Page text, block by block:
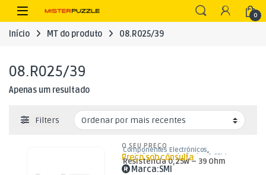
Skip to navigation
Skip to content
Open 0
Início MT do produto 08.R025/39
08.R025/39
Apenas um resultado
Filters
Componentes Electrónicos,
Resistências,Resistências 0,25W
Resistência 0,25W – 39 Ohm
O SEU PREÇO
Preço sob consulta
Marca:SMI